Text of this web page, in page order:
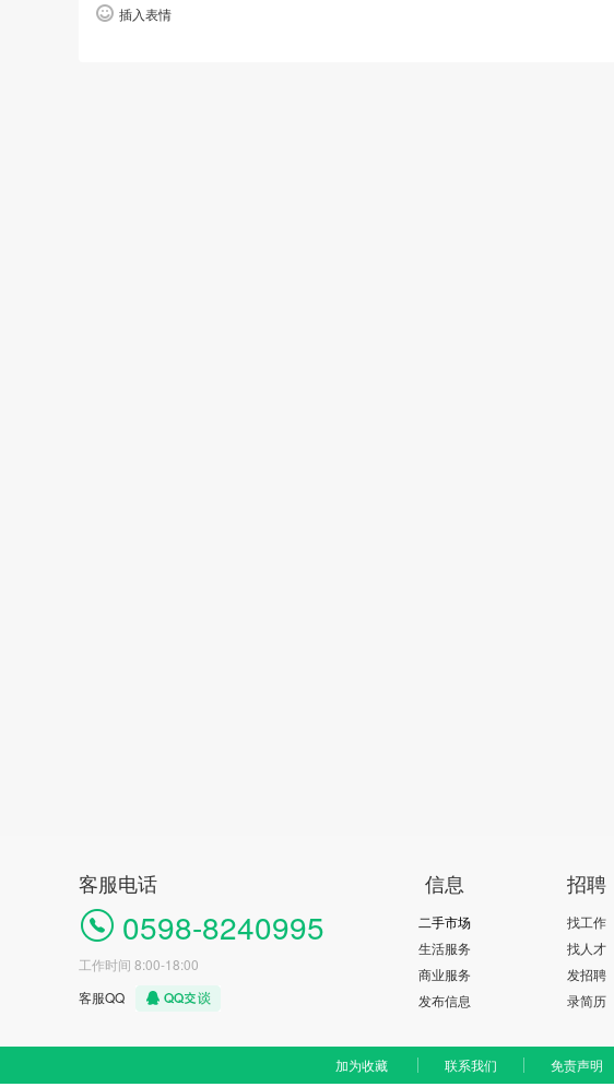
插入表情
客服电话
0598-8240995
工作时间 8:00-18:00
客服QQ
信息
二手市场
生活服务
商业服务
发布信息
招聘
找工作
找人才
发招聘
录简历
加为收藏 联系我们 免责声明